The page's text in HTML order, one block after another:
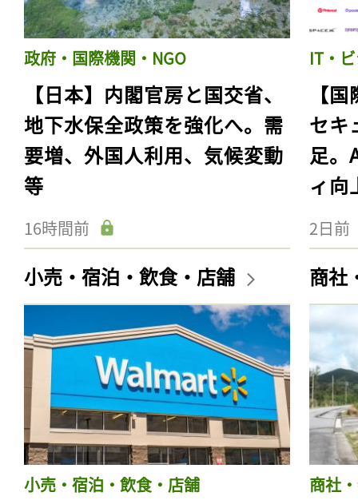
政府・国際機関・NGO
【日本】内閣官房と国交省、
地下水保全政策を強化へ。需
要増、外国人利用、気候変動
等
16時間前
IT・
【
セキ
足。
ィ向
2日前
小売・宿泊・飲食・店舗
小売・宿泊・飲食・店舗
商社
商社